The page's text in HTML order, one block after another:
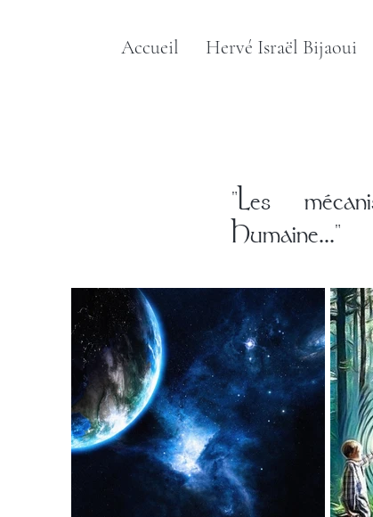
Accueil Hervé Israël Bijaoui
"Les
Humaine..."